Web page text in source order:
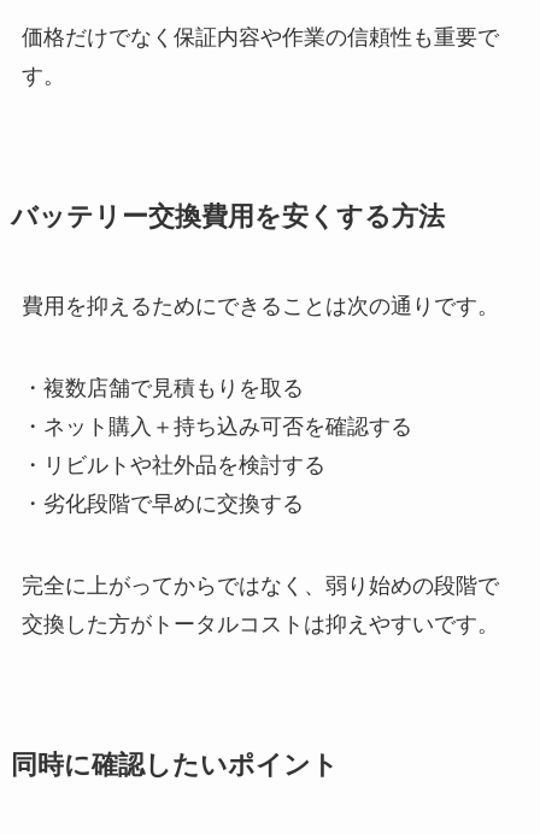
価格だけでなく保証内容や作業の信頼性も重要で
す。
バッテリー交換費用を安くする方法
費用を抑えるためにできることは次の通りです。
・複数店舗で見積もりを取る
・ネット購入＋持ち込み可否を確認する
・リビルトや社外品を検討する
・劣化段階で早めに交換する
完全に上がってからではなく、弱り始めの段階で
交換した方がトータルコストは抑えやすいです。
同時に確認したいポイント